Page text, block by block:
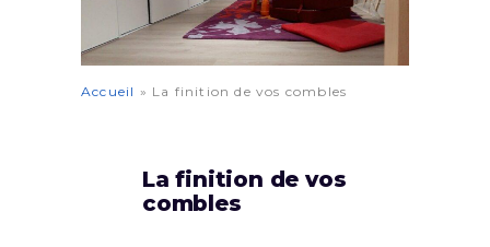
Accueil » La finition de vos combles
La finition de vos
combles